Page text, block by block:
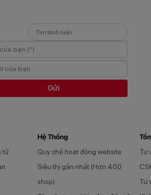
Gửi
tử
Hệ Thống
Quy chế hoạt động website
Siêu thị gần nhất (Hơn 400
shop)
Tư
Tư